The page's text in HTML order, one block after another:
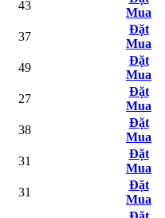
43
Mua
37
Đặt
Mua
49
Đặt
Mua
27
Đặt
Mua
38
Đặt
Mua
31
Đặt
Mua
31
Đặt
Mua